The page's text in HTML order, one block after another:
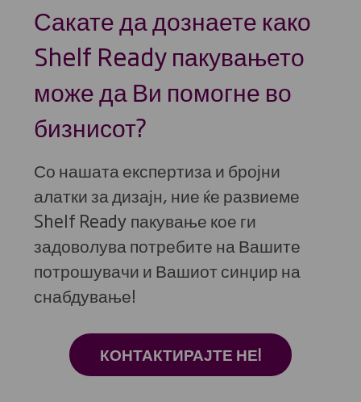
Сакате да дознаете како
Shelf Ready пакувањето
може да Ви помогне во
бизнисот?
Со нашата експертиза и бројни
алатки за дизајн, ние ќе развиеме
Shelf Ready пакување кое ги
задоволува потребите на Вашите
потрошувачи и Вашиот синџир на
снабдување!
КОНТАКТИРАЈТЕ НЕ!